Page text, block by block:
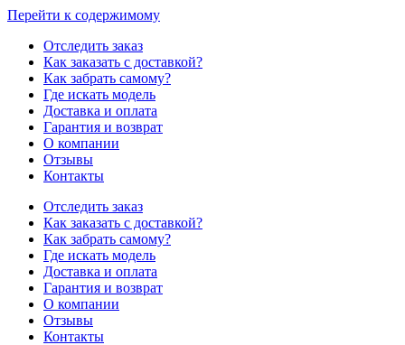
Перейти к содержимому
Отследить заказ
Как заказать с доставкой?
Как забрать самому?
Где искать модель
Доставка и оплата
Гарантия и возврат
О компании
Отзывы
Контакты
Отследить заказ
Как заказать с доставкой?
Как забрать самому?
Где искать модель
Доставка и оплата
Гарантия и возврат
О компании
Отзывы
Контакты